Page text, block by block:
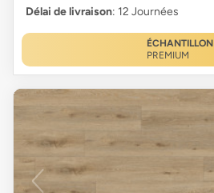
Délai de livraison: 12 Journées
ÉCHANTILLON
PREMIUM